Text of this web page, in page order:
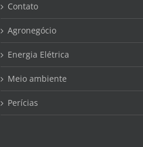
Contato
Agronegócio
Energia Elétrica
Meio ambiente
Perícias